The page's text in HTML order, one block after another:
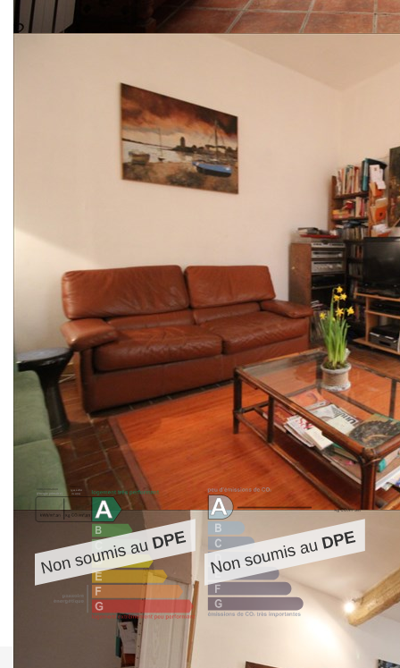
PARTIE DE MAISON BOURGEOISE T7 172m² AVEC
En plein coeur du village très prisé de Pernes Les
Fontaines, venez installer votre famille dans cette grande
partie de maison bourgeoise. Avec un patio couvert, 5
chambres et un garage, vous ne pourrez être que séduits.
LA BATISSE en pierre, datée du 18ème siècle a connu une
rénovation de toiture en 1995 et façade en 2010.
**Honoraires à la charge du vendeur
Nos honoraires Nous contacter
Diagnostics énergétiques